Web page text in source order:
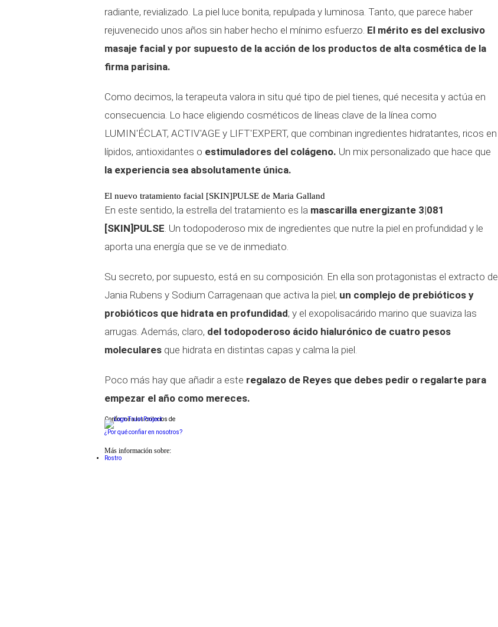
radiante, revializado. La piel luce bonita, repulpada y luminosa. Tanto, que parece haber
rejuvenecido unos años sin haber hecho el mínimo esfuerzo. El mérito es del exclusivo
masaje facial y por supuesto de la acción de los productos de alta cosmética de la
firma parisina.
Como decimos, la terapeuta valora in situ qué tipo de piel tienes, qué necesita y actúa en
consecuencia. Lo hace eligiendo cosméticos de líneas clave de la línea como
LUMIN'ÉCLAT, ACTIV'AGE y LIFT'EXPERT, que combinan ingredientes hidratantes, ricos en
lípidos, antioxidantes o estimuladores del colágeno. Un mix personalizado que hace que
la experiencia sea absolutamente única.
El nuevo tratamiento facial [SKIN]PULSE de Maria Galland
En este sentido, la estrella del tratamiento es la mascarilla energizante 3|081
[SKIN]PULSE. Un todopoderoso mix de ingredientes que nutre la piel en profundidad y le
aporta una energía que se ve de inmediato.
Su secreto, por supuesto, está en su composición. En ella son protagonistas el extracto de
Jania Rubens y Sodium Carragenaan que activa la piel; un complejo de prebióticos y
probióticos que hidrata en profundidad; y el exopolisacárido marino que suaviza las
arrugas. Además, claro, del todopoderoso ácido hialurónico de cuatro pesos
moleculares que hidrata en distintas capas y calma la piel.
Poco más hay que añadir a este regalazo de Reyes que debes pedir o regalarte para
empezar el año como mereces.
Conforme a los criterios de
¿Por qué confiar en nosotros?
Más información sobre:
Rostro